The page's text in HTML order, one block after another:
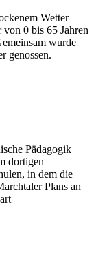
Wetter
0 bis 65 Jahren
wurde
genossen.
Pädagogik
dortigen
in dem die
Plans an